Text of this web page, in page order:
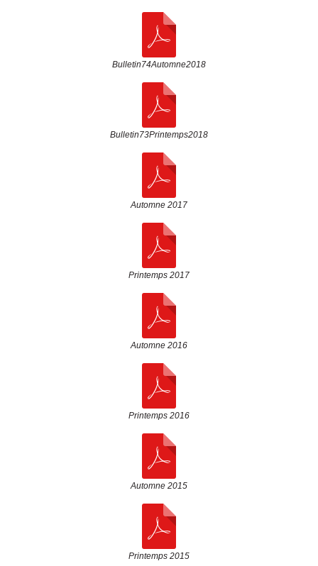
Bulletin74Automne2018
Bulletin73Printemps2018
Automne 2017
Printemps 2017
Automne 2016
Printemps 2016
Automne 2015
Printemps 2015